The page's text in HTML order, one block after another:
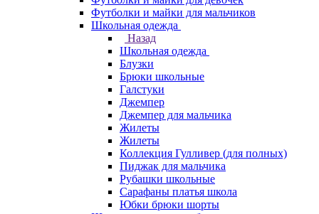
Футболки и майки для мальчиков
Школьная одежда
Назад
Школьная одежда
Блузки
Брюки школьные
Галстуки
Джемпер
Джемпер для мальчика
Жилеты
Жилеты
Коллекция Гулливер (для полных)
Пиджак для мальчика
Рубашки школьные
Сарафаны платья школа
Юбки брюки шорты